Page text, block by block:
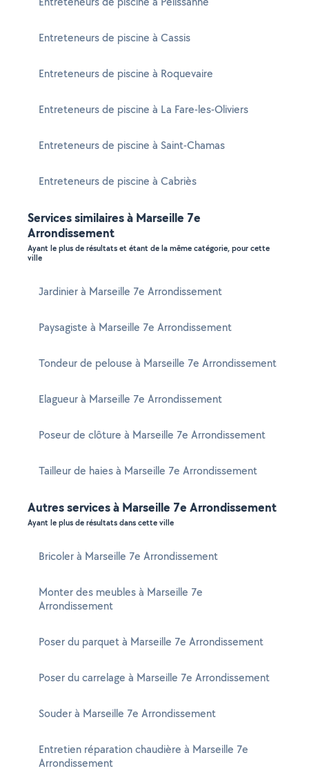
Entreteneurs de piscine à Cassis
Entreteneurs de piscine à Roquevaire
Entreteneurs de piscine à La Fare-les-Oliviers
Entreteneurs de piscine à Saint-Chamas
Entreteneurs de piscine à Cabriès
Services similaires à Marseille 7e
Arrondissement
Ayant le plus de résultats et étant de la même catégorie, pour cette
ville
Jardinier à Marseille 7e Arrondissement
Paysagiste à Marseille 7e Arrondissement
Tondeur de pelouse à Marseille 7e Arrondissement
Elagueur à Marseille 7e Arrondissement
Poseur de clôture à Marseille 7e Arrondissement
Tailleur de haies à Marseille 7e Arrondissement
Autres services à Marseille 7e Arrondissement
Ayant le plus de résultats dans cette ville
Bricoler à Marseille 7e Arrondissement
Monter des meubles à Marseille 7e
Arrondissement
Poser du parquet à Marseille 7e Arrondissement
Poser du carrelage à Marseille 7e Arrondissement
Souder à Marseille 7e Arrondissement
Entretien réparation chaudière à Marseille 7e
Arrondissement